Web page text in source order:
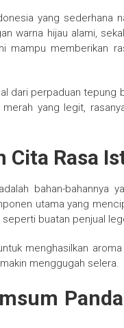
yang sederhana
warna hijau alami,
mampu memberikan
dari perpaduan tepung
yang legit,
Cita Rasa
bahan-bahannya
utama yang
buatan penjual
menghasilkan
menggugah selera.